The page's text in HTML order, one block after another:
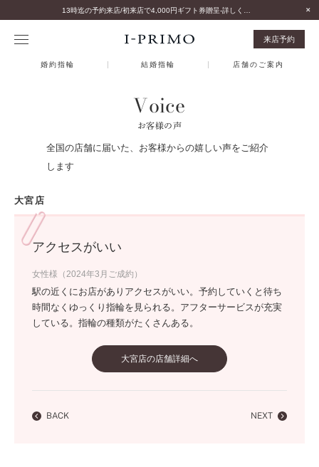
来店予約
婚約指輪 結婚指輪 店舗のご案内
Voice
お客様の声
全国の店舗に届いた、お客様からの嬉しい声をご紹介
します
大宮店
アクセスがいい
女性様（2024年3月ご成約）
駅の近くにお店がありアクセスがいい。予約していくと待ち
時間なくゆっくり指輪を見られる。アフターサービスが充実
している。指輪の種類がたくさんある。
大宮店の店舗詳細へ
BACK NEXT